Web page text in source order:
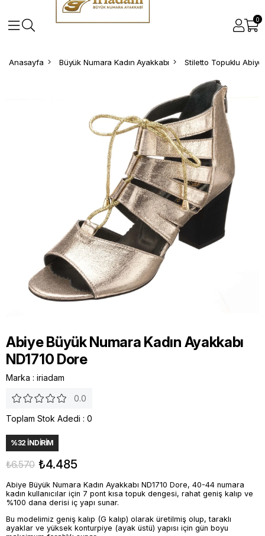
0
Anasayfa Büyük Numara Kadın Ayakkabı Stiletto Topuklu Abiye
Abiye Büyük Numara Kadın Ayakkabı
ND1710 Dore
Marka : iriadam
0.0
Toplam Stok Adedi : 0
%32 İNDIRIM
₺6.570 ₺4.485
Abiye Büyük Numara Kadın Ayakkabı ND1710 Dore, 40-44 numara
kadın kullanıcılar için 7 pont kısa topuk dengesi, rahat geniş kalıp ve
%100 dana derisi iç yapı sunar.
Bu modelimiz geniş kalıp (G kalıp) olarak üretilmiş olup, taraklı
ayaklar ve yüksek konturpiye (ayak üstü) yapısı için gün boyu